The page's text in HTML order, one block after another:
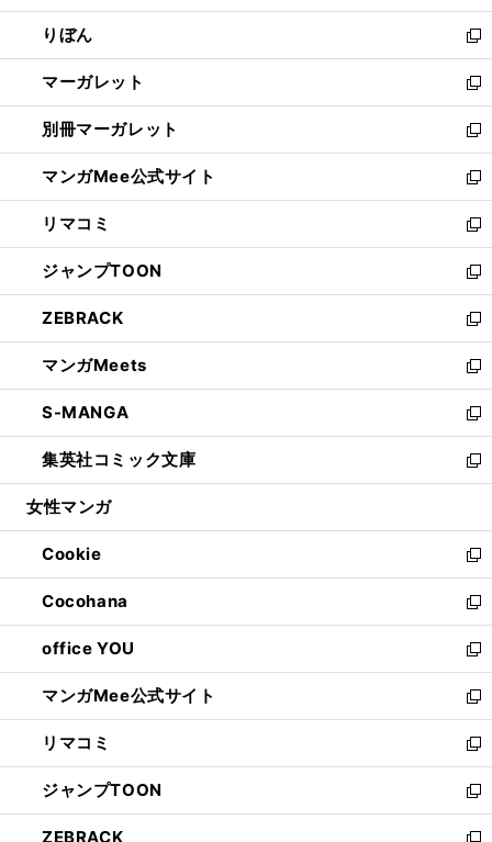
開
く
ウ
で
開
く
ン
ド
ウ
で
開
く
ウ
ィ
ン
ド
ウ
で
開
く
りぼん
新
し
い
ウ
ィ
ン
ド
ウ
で
開
く
マーガレット
新
し
い
ウ
ィ
ン
ド
ウ
で
開
く
別冊マーガレット
新
し
い
ウ
ィ
ン
ド
ウ
で
開
く
マンガMee公式サイト
新
し
い
ウ
ィ
ン
ド
ウ
で
開
く
リマコミ
新
し
い
ウ
ィ
ン
ド
ウ
で
開
く
ジャンプTOON
新
し
い
ウ
ィ
ン
ド
ウ
で
開
ZEBRACK
新
し
い
ウ
ィ
ン
ド
ウ
開
く
マンガMeets
新
し
い
ウ
ィ
ン
ウ
で
開
く
S-MANGA
新
し
い
ウ
ン
ド
ウ
で
開
く
集英社コミック文庫
新
し
ウ
ィ
ン
ド
ウ
で
開
く
女性マンガ
Cookie
新
し
い
ウ
ィ
ン
ド
ウ
で
開
く
Cocohana
新
し
い
ウ
ィ
ン
ド
ウ
で
開
く
office YOU
新
し
い
ウ
ィ
ン
ド
ウ
で
マンガMee公式サイト
新
し
い
ウ
ィ
ン
リマコミ
新
し
い
ウ
ジャンプTOON
新
し
ZEBRACK